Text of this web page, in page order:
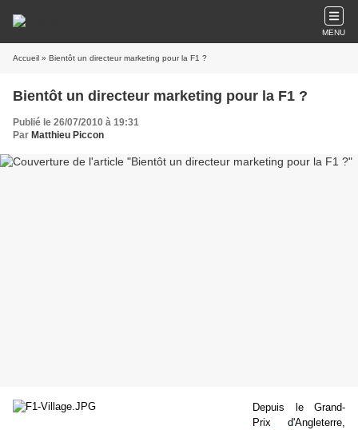
MENU
Accueil » Bientôt un directeur marketing pour la F1 ?
Bientôt un directeur marketing pour la F1 ?
Publié le 26/07/2010 à 19:31
Par Matthieu Piccon
Depuis le Grand-
Prix d'Angleterre,